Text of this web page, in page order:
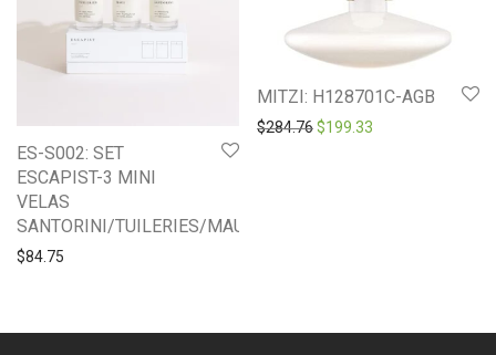
ES-S002: SET
ESCAPIST-3 MINI
VELAS
SANTORINI/TUILERIES/MAUI
$84.75
MITZI: H128701C-AGB
$284.76Original price was:
$199.33